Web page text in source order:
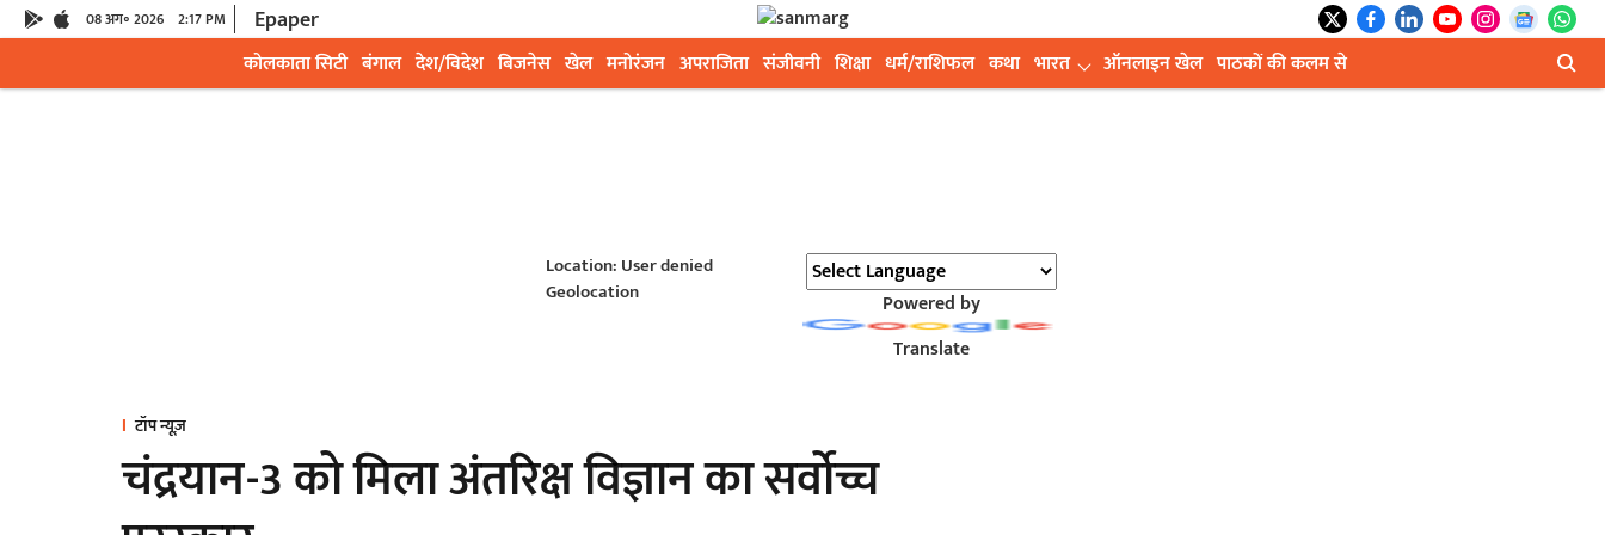
08 अग॰ 2026 2:17 PM Epaper
कोलकाता सिटी बंगाल देश/विदेश बिजनेस खेल मनोरंजन अपराजिता संजीवनी शिक्षा धर्म/राशिफल कथा भारत ऑनलाइन खेल पाठकों की कलम से
Location: User denied
Geolocation
Powered by
Translate
टॉप न्यूज़
चंद्रयान-3 को मिला अंतरिक्ष विज्ञान का सर्वोच्च